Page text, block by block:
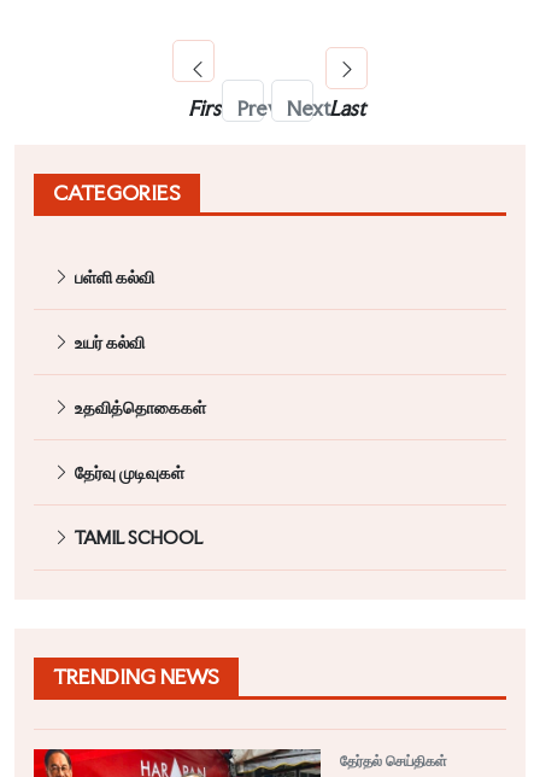
First Prev NextLast
CATEGORIES
பள்ளி கல்வி
உயர் கல்வி
உதவித்தொகைகள்
தேர்வு முடிவுகள்
TAMIL SCHOOL
TRENDING NEWS
தேர்தல் செய்திகள்